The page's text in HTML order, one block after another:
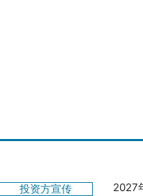
投资方宣传 2027